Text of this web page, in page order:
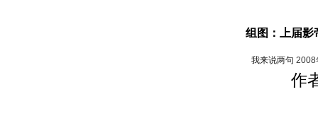
组图：上届影
我来说两句 2008
作